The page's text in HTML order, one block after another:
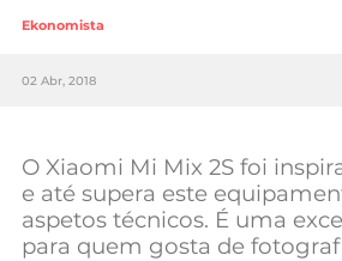
Sociedade
Tecnologia
Negócios
Mundial 2026
Ekonomista
02 Abr, 2018
O Xiaomi Mi Mix 2S foi
e até supera este
aspetos técnicos. É uma
para quem gosta de